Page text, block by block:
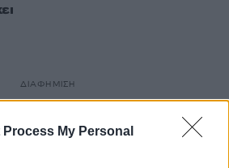
Process My Personal
ΔΙΑΦΗΜΙΣΗ